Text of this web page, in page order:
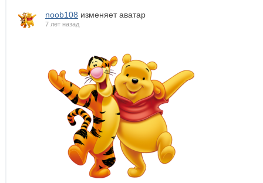
noob108 изменяет аватар
7 лет назад